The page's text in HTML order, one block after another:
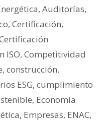
,Auditorías,
, Certificación,
ISO, Competitividad
, construcción,
ESG, cumplimiento
, Economía
, Empresas, ENAC,